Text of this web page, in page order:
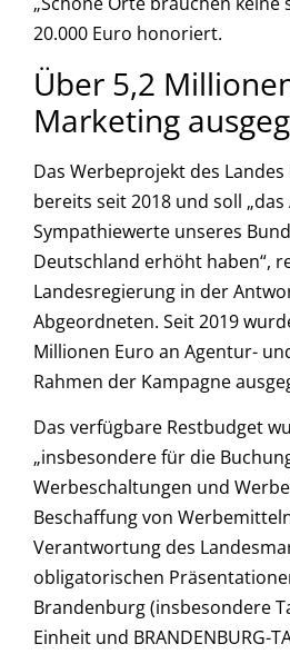
20.000 Euro honoriert.
Über 5,2
Marketing
Das Werbeprojekt des
bereits seit 2018 und soll
Sympathiewerte unseres
Deutschland erhöht haben“,
Landesregierung in der
Abgeordneten. Seit 2019
Millionen Euro an Agentur-
Rahmen der Kampagne
Das verfügbare Restbudget
„insbesondere für die
Werbeschaltungen und
Beschaffung von
Verantwortung des
obligatorischen
Brandenburg (insbesondere
Einheit und BRANDENBURG-